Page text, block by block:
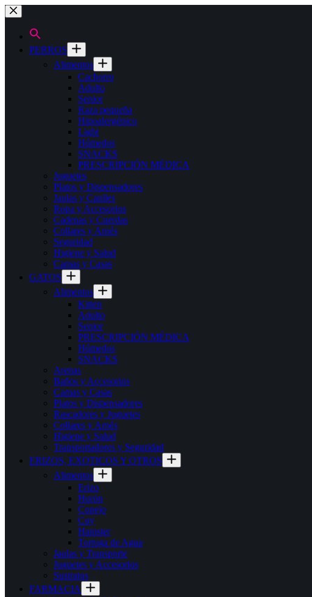
Saltar
al
contenido
PERROS
Alimentos
Cachorro
Adulto
Senior
Raza pequeña
Hipoalergénico
Light
Húmedos
SNACKS
PRESCRIPCIÓN MÉDICA
Juguetes
Platos y Dispensadores
Jaulas y Caniles
Ropa y Accesorios
Cadenas y Cuerdas
Collares y Arnés
Seguridad
Higiene y Salud
Camas y Casas
GATOS
Alimentos
Kitten
Adulto
Senior
PRESCRIPCIÓN MÉDICA
Húmedos
SNACKS
Arenas
Baños y Accesorios
Camas y Casas
Platos y Dispensadores
Rascadores y Juguetes
Collares y Arnés
Higiene y Salud
Transportadores y Seguridad
ERIZOS, EXOTICOS Y OTROS
Alimentos
Erizo
Hurón
Conejo
Cuy
Hamster
Tortuga de Agua
Jaulas y Transporte
Juguetes y Accesorios
Sustratos
FARMACIA